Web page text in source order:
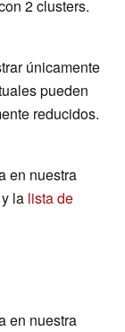
2 clusters.
únicamente
pueden
reducidos.
en nuestra
y la lista de
en nuestra